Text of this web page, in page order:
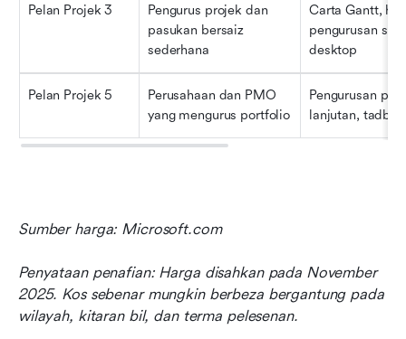
Pelan Projek 3
Pengurus projek dan
pasukan bersaiz
sederhana
Carta Gantt,
pengurusan
desktop
Pelan Projek 5
Perusahaan dan PMO
yang mengurus portfolio
Pengurusan
lanjutan, tadbir
Sumber harga: Microsoft.com
Penyataan penafian: Harga disahkan pada November
2025. Kos sebenar mungkin berbeza bergantung pada
wilayah, kitaran bil, dan terma pelesenan.